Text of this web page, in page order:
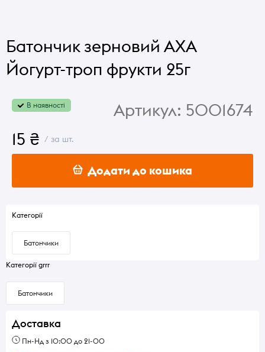
Батончик зерновий АХА
Йогурт-троп фрукти 25г
В наявності Артикул: 5001674
15 ₴ / за шт.
Додати до кошика
Категорії
Батончики
Категорії grrr
Батончики
Доставка
Пн-Нд з 10:00 до 21-00